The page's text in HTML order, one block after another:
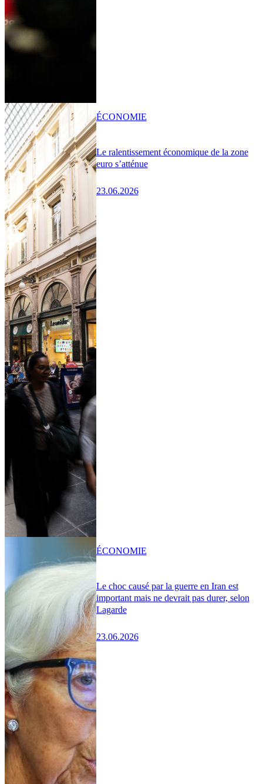
Le ralentissement économique de la zone
euro s’atténue
23.06.2026
ÉCONOMIE
Le choc causé par la guerre en Iran est
important mais ne devrait pas durer, selon
Lagarde
23.06.2026
ÉCONOMIE